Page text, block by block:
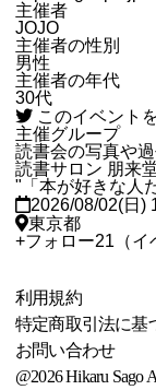
主催者
JOJO
主催者の性別
男性
主催者の年代
30代
このイベント
主催グループ
読書会の写真や
読書サロン 朋来
"「本が好きな人
2026/08/02(日)
東京都
+フォロー21 （
利用規約
特定商取引法に基
お問い合わせ
@2026 Hikaru Sago